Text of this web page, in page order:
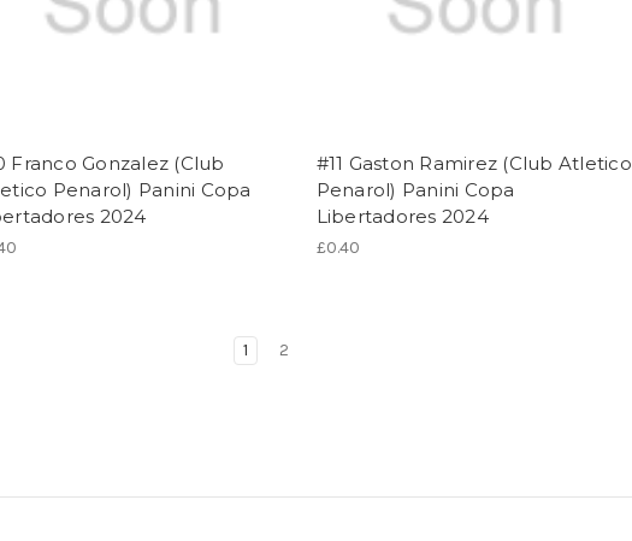
Franco Gonzalez (Club
Penarol) Panini Copa
2024
#11 Gaston Ramirez (Club Atletico
Penarol) Panini Copa
Libertadores 2024
£0.40
1 2